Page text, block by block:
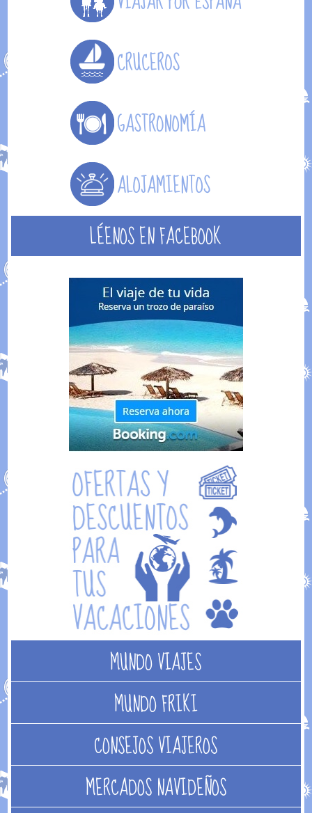
LÉENOS EN FACEBOOK
MUNDO VIAJES
MUNDO FRIKI
CONSEJOS VIAJEROS
MERCADOS NAVIDEÑOS